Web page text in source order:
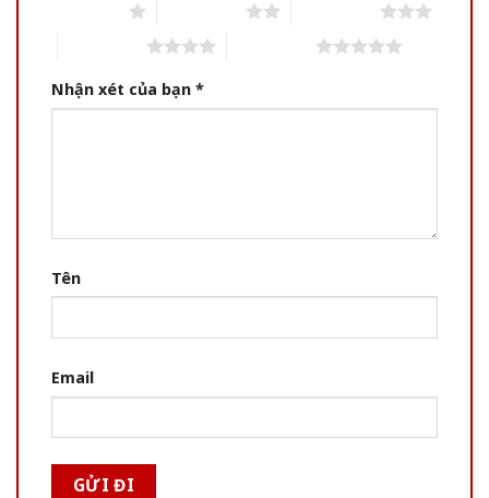
Nhận xét của bạn *
Tên
Email